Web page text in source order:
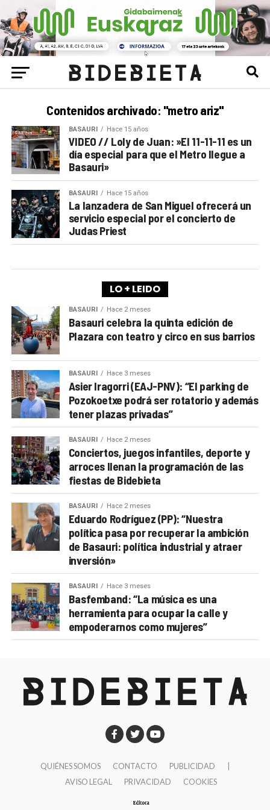
Contenidos archivado: "metro ariz"
BASAURI Hace 15 años
VIDEO // Loly de Juan: »El 11-11-11 es un
día especial para que el Metro llegue a
Basauri»
BASAURI Hace 15 años
La lanzadera de San Miguel ofrecerá un
servicio especial por el concierto de
Judas Priest
LO + LEIDO
BASAURI Hace 2 meses
Basauri celebra la quinta edición de
Plazara con teatro y circo en sus barrios
BASAURI Hace 3 meses
Asier Iragorri (EAJ-PNV): “El parking de
Pozokoetxe podrá ser rotatorio y además
tener plazas privadas”
BASAURI Hace 2 meses
Conciertos, juegos infantiles, deporte y
arroces llenan la programación de las
fiestas de Bidebieta
BASAURI Hace 2 meses
Eduardo Rodríguez (PP): “Nuestra
política pasa por recuperar la ambición
de Basauri: política industrial y atraer
inversión»
BASAURI Hace 3 meses
Basfemband: “La música es una
herramienta para ocupar la calle y
empoderarnos como mujeres”
QUIÉNES SOMOS CONTACTO PUBLICIDAD
AVISO LEGAL
PRIVACIDAD COOKIES